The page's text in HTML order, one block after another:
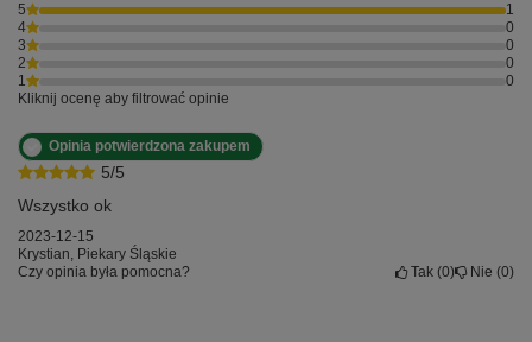
5
1
4
0
3
0
2
0
1
0
Kliknij ocenę aby filtrować opinie
5/5
Opinia potwierdzona zakupem
Wszystko ok
2023-12-15
Krystian, Piekary Śląskie
Czy opinia była pomocna?
Tak 0 Nie 0